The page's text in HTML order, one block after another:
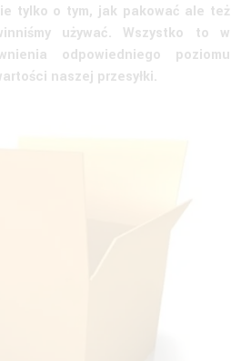
tylko o tym, jak pakować ale też
używać. Wszystko to w
odpowiedniego poziomu
naszej przesyłki.